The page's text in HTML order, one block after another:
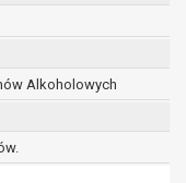
Alkoholowych